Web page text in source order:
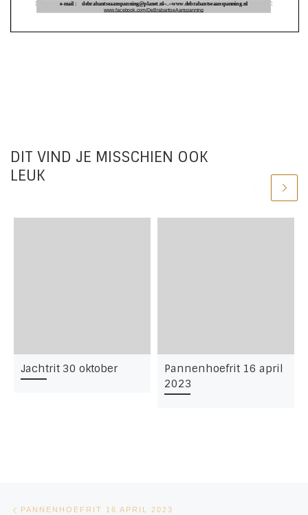
DIT VIND JE MISSCHIEN OOK
LEUK
Jachtrit 30 oktober
Pannenhoefrit 16 april
2023
PANNENHOEFRIT 16 APRIL 2023